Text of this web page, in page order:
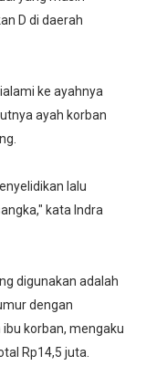
D di daerah
ke ayahnya
ayah korban
lalu
kata Indra
digunakan adalah
dengan
korban, mengaku
Rp14,5 juta.